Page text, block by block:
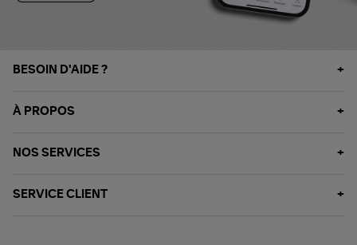
BESOIN D'AIDE ?
À PROPOS
NOS SERVICES
SERVICE CLIENT